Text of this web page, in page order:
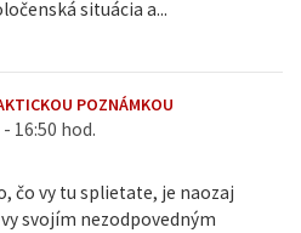
situácia a...
POZNÁMKOU
16:50 hod.
čo vy tu splietate, je naozaj
svojím nezodpovedným